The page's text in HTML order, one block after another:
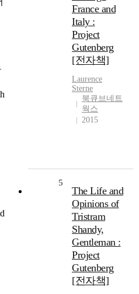
France and
Italy :
Project
Gutenberg
[전자책]
Laurence
Sterne
북큐브네트
웍스
2015
5
The Life and
Opinions of
Tristram
Shandy,
Gentleman :
Project
Gutenberg
[전자책]